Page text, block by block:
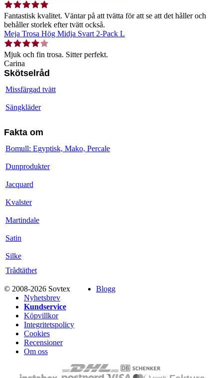
Fantastisk kvalitet. Väntar på att tvätta för att se att det håller och
behåller storlek efter tvätt också.
Meja Trosa Hög Midja Svart 2-Pack L
Mjuk och fin trosa. Sitter perfekt.
Carina
Skötselråd
Missfärgad tvätt
Sängkläder
Fakta om
Bomull: Egyptisk, Mako, Percale
Dunprodukter
Jacquard
Kvalster
Martindale
Satin
Silke
Trådtäthet
© 2008-2026 Sovtex
Blogg
Nyhetsbrev
Kundservice
Köpvillkor
Integritetspolicy
Cookies
Recensioner
Om oss